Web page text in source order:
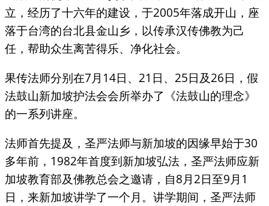
立，经历了十六年的建设，于2005年落成开山，座
落于台湾的台北县金山乡，以传承汉传佛教为己
任，帮助众生离苦得乐、净化社会。
果传法师分别在7月14日、21日、25日及26日，假
法鼓山新加坡护法会会所举办了《法鼓山的理念》
的一系列讲座。
法师首先提及，圣严法师与新加坡的因缘早始于30
多年前，1982年首度到新加坡弘法，圣严法师应新
加坡教育部及佛教总会之邀请，自8月2日至9月1
日，来新加坡讲学了一个月。讲学期间，圣严法师